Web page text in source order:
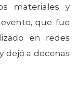
materiales y
que fue
en redes
dejó a decenas